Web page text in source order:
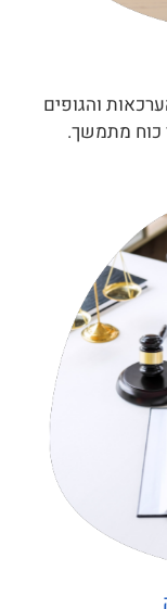
והגופים
כוח מתמשך.